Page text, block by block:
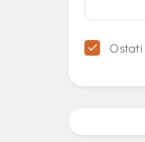
Ostati